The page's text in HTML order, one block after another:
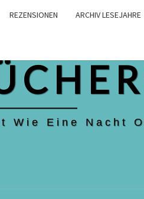
REZENSIONEN ARCHIV LESEJAHRE
Wie Eine Nacht